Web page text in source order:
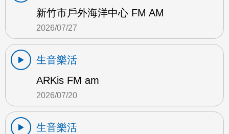
新竹市戶外海洋中心 FM AM
2026/07/27
生音樂活
ARKis FM am
2026/07/20
生音樂活